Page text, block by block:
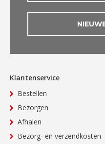
Klantenservice
Bestellen
Bezorgen
Afhalen
Bezorg- en verzendkosten